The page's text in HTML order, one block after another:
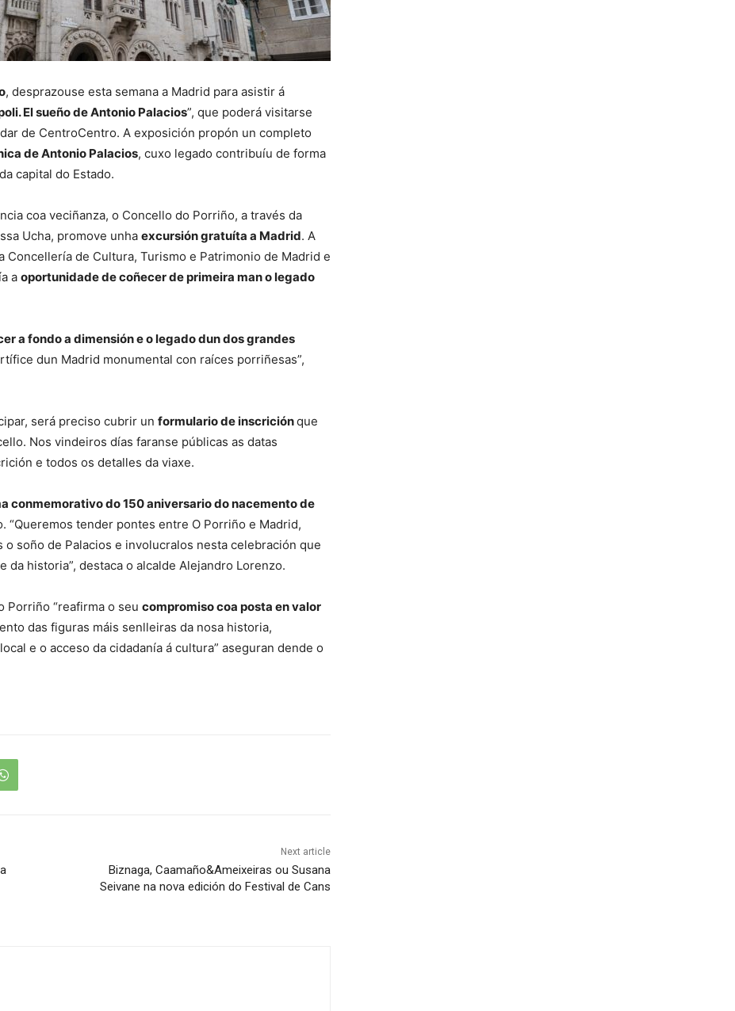
, desprazouse esta semana a Madrid para asistir á
El sueño de Antonio Palacios”, que poderá visitarse
de CentroCentro. A exposición propón un completo
de Antonio Palacios, cuxo legado contribuíu de forma
capital do Estado.
coa veciñanza, o Concello do Porriño, a través da
Ucha, promove unha excursión gratuíta a Madrid. A
Concellería de Cultura, Turismo e Patrimonio de Madrid e
a oportunidade de coñecer de primeira man o legado
a fondo a dimensión e o legado dun dos grandes
dun Madrid monumental con raíces porriñesas”,
será preciso cubrir un formulario de inscriciónque
Nos vindeiros días faranse públicas as datas
e todos os detalles da viaxe.
conmemorativo do 150 aniversario do nacemento de
“Queremos tender pontes entre O Porriño e Madrid,
soño de Palacios e involucralos nesta celebración que
historia”, destaca o alcalde Alejandro Lorenzo.
Porriño “reafirma o seu compromiso coa posta en valor
das figuras máis senlleiras da nosa historia,
e o acceso da cidadanía á cultura” aseguran dende o
Next article
Biznaga, Caamaño&Ameixeiras ou Susana
Seivane na nova edición do Festival de Cans